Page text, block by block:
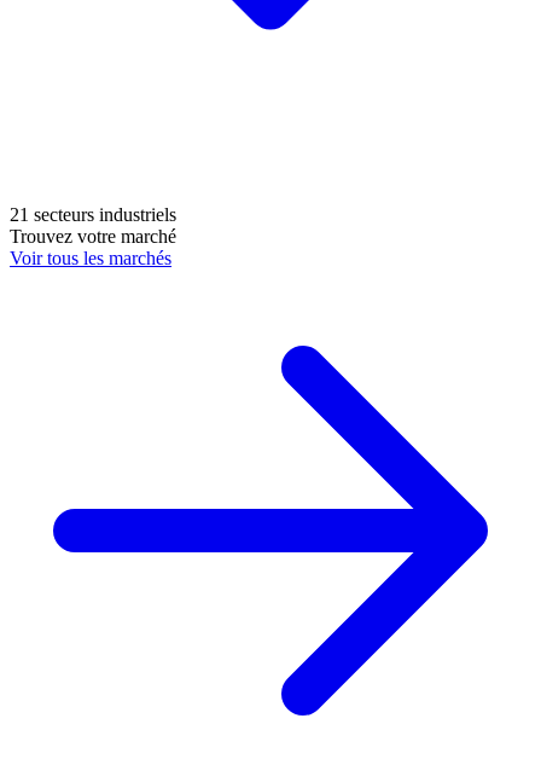
21 secteurs industriels
Trouvez votre marché
Voir tous les marchés